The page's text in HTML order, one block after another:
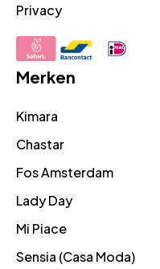
Privacy
Merken
Kimara
Chastar
Fos Amsterdam
Lady Day
Mi Piace
Sensia (Casa Moda)